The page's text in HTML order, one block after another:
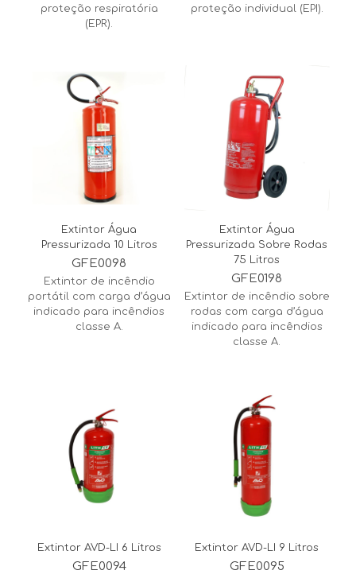
proteção respiratória
(EPR).
proteção individual (EPI).
Extintor Água
Pressurizada 10 Litros
GFE0098
Extintor de incêndio
portátil com carga d’água
indicado para incêndios
classe A.
Extintor Água
Pressurizada Sobre Rodas
75 Litros
GFE0198
Extintor de incêndio sobre
rodas com carga d’água
indicado para incêndios
classe A.
Extintor AVD-LI 6 Litros
GFE0094
Extintor AVD-LI 9 Litros
GFE0095